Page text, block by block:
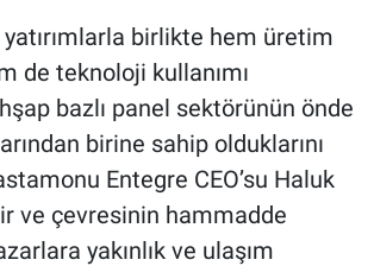
yatırımlarla birlikte hem üretim
de teknoloji kullanımı
bazlı panel sektörünün önde
birine sahip olduklarını
Entegre CEO’su Haluk
ve çevresinin hammadde
yakınlık ve ulaşım